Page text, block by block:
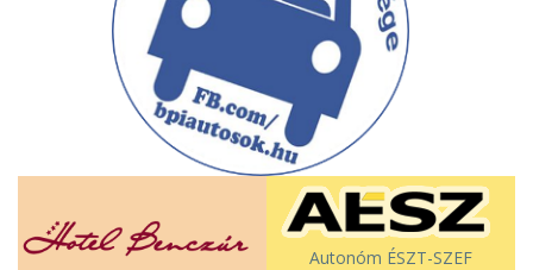
Autonóm ÉSZT-SZEF